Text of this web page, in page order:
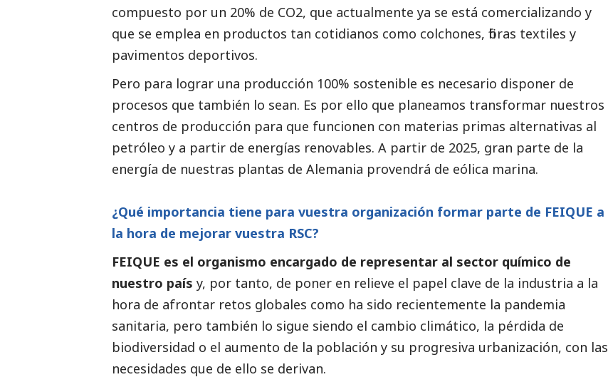
compuesto por un 20% de CO2, que actualmente ya se está comercializando y
que se emplea en productos tan cotidianos como colchones, fibras textiles y
pavimentos deportivos.
Pero para lograr una producción 100% sostenible es necesario disponer de
procesos que también lo sean. Es por ello que planeamos transformar nuestros
centros de producción para que funcionen con materias primas alternativas al
petróleo y a partir de energías renovables. A partir de 2025, gran parte de la
energía de nuestras plantas de Alemania provendrá de eólica marina.
¿Qué importancia tiene para vuestra organización formar parte de FEIQUE a
la hora de mejorar vuestra RSC?
FEIQUE es el organismo encargado de representar al sector químico de
nuestro país y, por tanto, de poner en relieve el papel clave de la industria a la
hora de afrontar retos globales como ha sido recientemente la pandemia
sanitaria, pero también lo sigue siendo el cambio climático, la pérdida de
biodiversidad o el aumento de la población y su progresiva urbanización, con las
necesidades que de ello se derivan.